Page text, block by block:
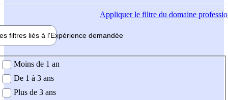
Appliquerle filtre du domaine
filtres liés à l'Expérience demandée
demandée
Moins de 1 an
De 1 à 3 ans
Plus de 3 ans